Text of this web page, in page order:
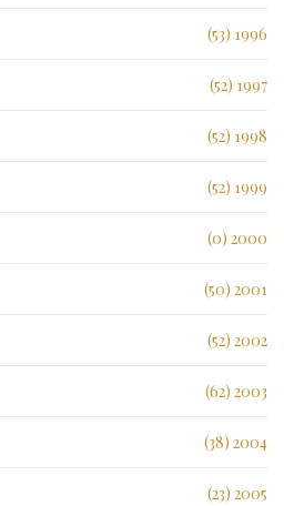
1996 (53)
1997 (52)
1998 (52)
1999 (52)
2000 (0)
2001 (50)
2002 (52)
2003 (62)
2004 (38)
2005 (23)